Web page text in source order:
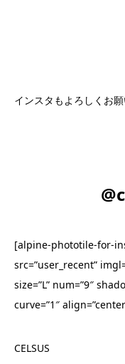
インスタもよろしくお
[alpine-phototile-for-
src=”user_recent”
size=”L” num=”9″
curve=”1″
CELSUS